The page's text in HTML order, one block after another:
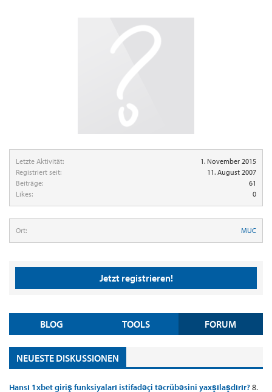
Letzte Aktivität:
1. November 2015
Registriert seit:
11. August 2007
Beiträge:
61
Likes:
0
Ort: MUC
Jetzt registrieren!
BLOG TOOLS FORUM
NEUESTE DISKUSSIONEN
Hansı 1xbet giriş funksiyaları istifadəçi təcrübəsini yaxşılaşdırır?8.